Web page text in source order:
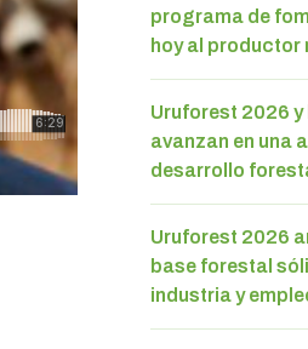
programa de
hoy al productor
Uruforest 2026
avanzan en una
desarrollo
Uruforest 2026
base forestal
industria y